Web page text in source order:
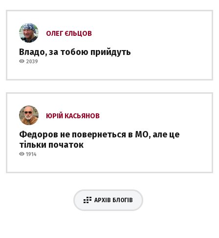
ОЛЕГ ЄЛЬЦОВ
Владо, за тобою прийдуть
2039
ЮРІЙ КАСЬЯНОВ
Федоров не повернеться в МО, але це
тільки початок
1914
АРХІВ БЛОГІВ